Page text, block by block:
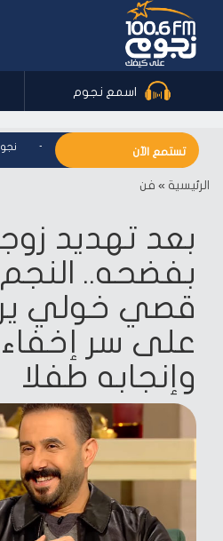
اسمع نجوم
تستمع الآن -نجوم اف ام - على كيفك
الرئيسية » فن
بعد تهديد
بفضحه..
قصي خولي
على سر إخفاء
وإنجابه طفلا